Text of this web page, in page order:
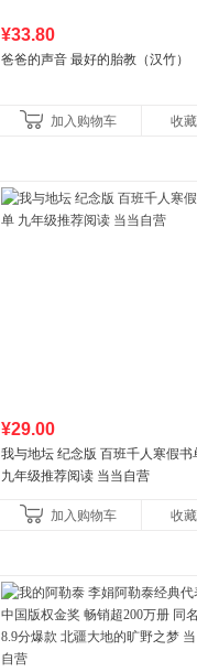
¥33.80
爸爸的声音 最好的胎教（汉竹）
加入购物车 收藏
¥29.00
我与地坛 纪念版 百班千人寒假书
九年级推荐阅读 当当自营
加入购物车 收藏